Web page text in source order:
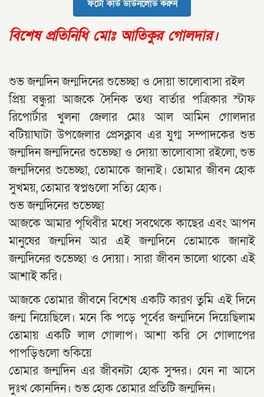
ফটো কার্ড ডাউনলোড করুন
বিশেষ প্রতিনিধি মোঃ আতিকুর গোলদার।
শুভ জন্মদিন জন্মদিনের শুভেচ্ছা ও দোয়া ভালোবাসা রইল
প্রিয় বন্ধুরা আজকে দৈনিক তথ্য বার্তার পত্রিকার স্টাফ
রিপোর্টার খুলনা জেলার মোঃ আল আমিন গোলদার
বটিয়াঘাটা উপজেলার প্রেসক্লাব এর যুগ্ম সম্পাদকের শুভ
জন্মদিন জন্মদিনের শুভেচ্ছা ও দোয়া ভালোবাসা রইলো, শুভ
জন্মদিনের শুভেচ্ছা, তোমাকে জানাই। তোমার জীবন হোক
সুখময়, তোমার স্বপ্নগুলো সত্যি হোক।
শুভ জন্মদিনের শুভেচ্ছা
আজকে আমার পৃথিবীর মধ্যে সবথেকে কাছের এবং আপন
মানুষের জন্মদিন আর এই জন্মদিনে তোমাকে জানাই
জন্মদিনের শুভেচ্ছা ও দোয়া। সারা জীবন ভালো থাকো এই
আশাই করি।
আজকে তোমার জীবনে বিশেষ একটি কারণ তুমি এই দিনে
জন্ম নিয়েছিলে। মনে কি পড়ে পূর্বের জন্মদিনে দিয়েছিলাম
তোমায় একটি লাল গোলাপ। আশা করি সে গোলাপের
পাপড়িগুলো শুকিয়ে
তোমার জন্মদিন এর জীবনটা হোক সুন্দর। যেন না আসে
দুঃখ কোনদিন। শুভ হোক তোমার প্রতিটি জন্মদিন।